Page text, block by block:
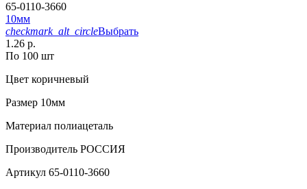
65-0110-3660
10мм
checkmark_alt_circleВыбрать
1.26 р.
По 100 шт
Цвет коричневый
Размер 10мм
Материал полиацеталь
Производитель РОССИЯ
Артикул 65-0110-3660